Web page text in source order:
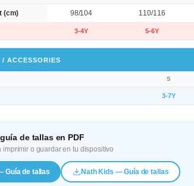
(cm) 98/104 110/116
3-4Y 5-6Y
ACCESSORIES
S
3-7Y
de tallas en PDF
imprimir o guardar en tu dispositivo
Guía de tallas Nath Kids — Guía de tallas